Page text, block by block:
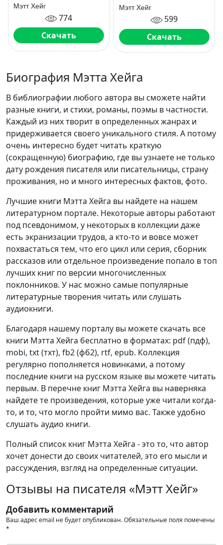
Мэтт Хейг
774
Скачать
Мэтт Хейг
599
Скачать
Биография Мэтта Хейга
В библиографии любого автора вы сможете найти
разные книги, и стихи, романы, поэмы в частности.
Каждый из них творит в определенных жанрах и
придерживается своего уникального стиля. А потому
очень интересно будет читать краткую
(сокращенную) биографию, где вы узнаете не только
дату рождения писателя или писательницы, страну
проживания, но и много интересных фактов, фото.
Лучшие книги Мэтта Хейга вы найдете на нашем
литературном портале. Некоторые авторы работают
под псевдонимом, у некоторых в коллекции даже
есть экранизации трудов, а кто-то и вовсе может
похвастаться тем, что его цикл или серия, сборник
рассказов или отдельное произведение попало в топ
лучших книг по версии многочисленных
поклонников. У нас можно самые популярные
литературные творения читать или слушать
аудиокниги.
Благодаря нашему порталу вы можете скачать все
книги Мэтта Хейга бесплатно в форматах: pdf (пдф),
mobi, txt (тхт), fb2 (фб2), rtf, epub. Коллекция
регулярно пополняется новинками, а потому
последние книги на русском языке вы можете читать
первым. В перечне книг Мэтта Хейга вы наверняка
найдете те произведения, которые уже читали когда-
то, и то, что могло пройти мимо вас. Также удобно
слушать аудио книги.
Полный список книг Мэтта Хейга - это то, что автор
хочет донести до своих читателей, это его мысли и
рассуждения, взгляд на определенные ситуации.
Отзывы на писателя «Мэтт Хейг»
Добавить комментарий
Ваш адрес email не будет опубликован.Обязательные поля помечены
*